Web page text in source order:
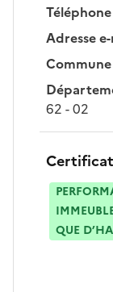
Adresse
62 - 02
QUE